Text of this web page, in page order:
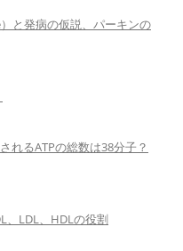
と発病の仮説、パーキンの
れるATPの総数は38分子？
、LDL、HDLの役割